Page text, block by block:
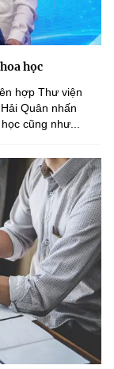
học
hợp Thư viện
Quân nhấn
cũng như...